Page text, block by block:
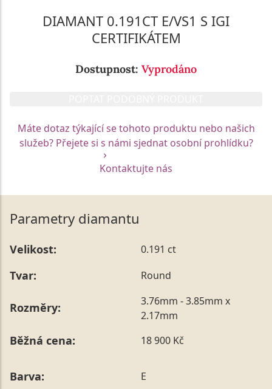
DIAMANT 0.191CT E/VS1 S IGI
CERTIFIKÁTEM
Dostupnost: Vyprodáno
Máte dotaz týkající se tohoto produktu nebo našich
služeb? Přejete si s námi sjednat osobní prohlídku?
Kontaktujte nás
Parametry diamantu
Velikost: 0.191 ct
Tvar: Round
Rozměry:
3.76mm - 3.85mm x
2.17mm
Běžná cena: 18 900 Kč
Barva: E